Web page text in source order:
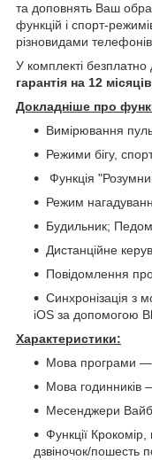
та доповнять Ваш
функцій і спорт-
різновидами
У комплекті безплатно
гарантія на 12
Докладніше про
Вимірювання
Режими бігу,
Функція
Режим
Будильник;
Дистанційне
Повідомлення
Синхронізація з
iOS за допомогою
Характеристики:
Мова програми —
Мова годинників
Месенджери
Функції
дзвіночок/пошесть